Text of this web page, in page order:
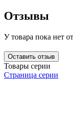
Отзывы
У товара пока нет
Оставить отзыв
Товары серии
Страница серии